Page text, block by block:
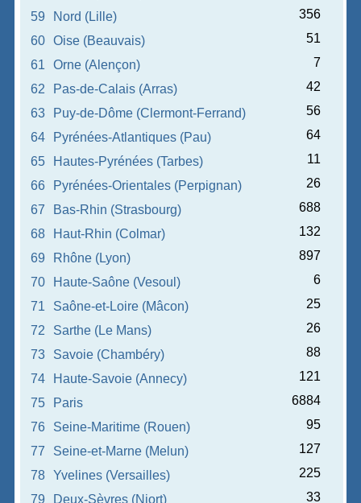
59
Nord (Lille)
356
60
Oise (Beauvais)
51
61
Orne (Alençon)
7
62
Pas-de-Calais (Arras)
42
63
Puy-de-Dôme (Clermont-Ferrand)
56
64
Pyrénées-Atlantiques (Pau)
64
65
Hautes-Pyrénées (Tarbes)
11
66
Pyrénées-Orientales (Perpignan)
26
67
Bas-Rhin (Strasbourg)
688
68
Haut-Rhin (Colmar)
132
69
Rhône (Lyon)
897
70
Haute-Saône (Vesoul)
6
71
Saône-et-Loire (Mâcon)
25
72
Sarthe (Le Mans)
26
73
Savoie (Chambéry)
88
74
Haute-Savoie (Annecy)
121
75
Paris
6884
76
Seine-Maritime (Rouen)
95
77
Seine-et-Marne (Melun)
127
78
Yvelines (Versailles)
225
79
Deux-Sèvres (Niort)
33